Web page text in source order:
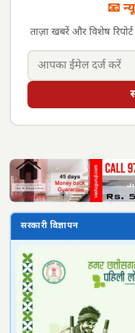
📧
ताज़ा खबरें और विशेष
सरकारी विज्ञापन